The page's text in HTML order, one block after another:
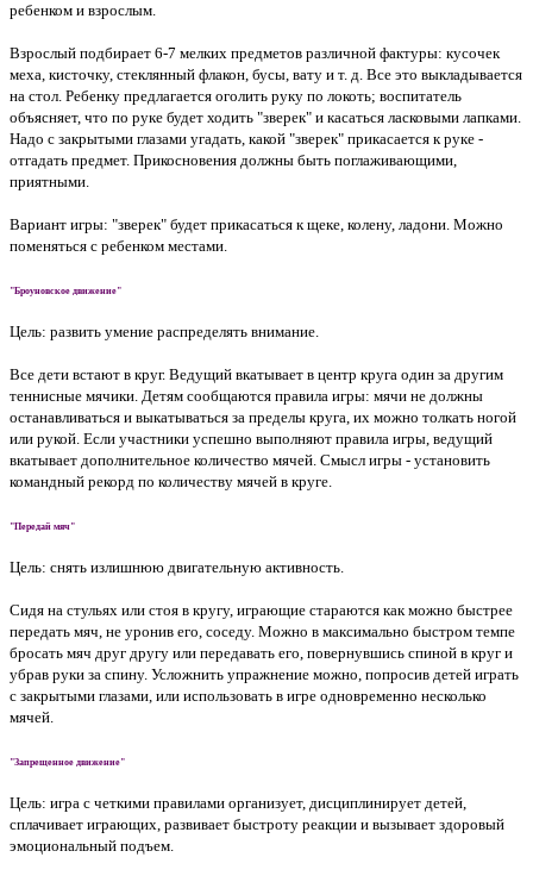
ребенком и взрослым.
Взрослый подбирает 6-7 мелких предметов различной фактуры: кусочек
меха, кисточку, стеклянный флакон, бусы, вату и т. д. Все это выкладывается
на стол. Ребенку предлагается оголить руку по локоть; воспитатель
объясняет, что по руке будет ходить "зверек" и касаться ласковыми лапками.
Надо с закрытыми глазами угадать, какой "зверек" прикасается к руке -
отгадать предмет. Прикосновения должны быть поглаживающими,
приятными.
Вариант игры: "зверек" будет прикасаться к щеке, колену, ладони. Можно
поменяться с ребенком местами.
"Броуновское движение"
Цель: развить умение распределять внимание.
Все дети встают в круг. Ведущий вкатывает в центр круга один за другим
теннисные мячики. Детям сообщаются правила игры: мячи не должны
останавливаться и выкатываться за пределы круга, их можно толкать ногой
или рукой. Если участники успешно выполняют правила игры, ведущий
вкатывает дополнительное количество мячей. Смысл игры - установить
командный рекорд по количеству мячей в круге.
"Передай мяч"
Цель: снять излишнюю двигательную активность.
Сидя на стульях или стоя в кругу, играющие стараются как можно быстрее
передать мяч, не уронив его, соседу. Можно в максимально быстром темпе
бросать мяч друг другу или передавать его, повернувшись спиной в круг и
убрав руки за спину. Усложнить упражнение можно, попросив детей играть
с закрытыми глазами, или использовать в игре одновременно несколько
мячей.
"Запрещенное движение"
Цель: игра с четкими правилами организует, дисциплинирует детей,
сплачивает играющих, развивает быстроту реакции и вызывает здоровый
эмоциональный подъем.